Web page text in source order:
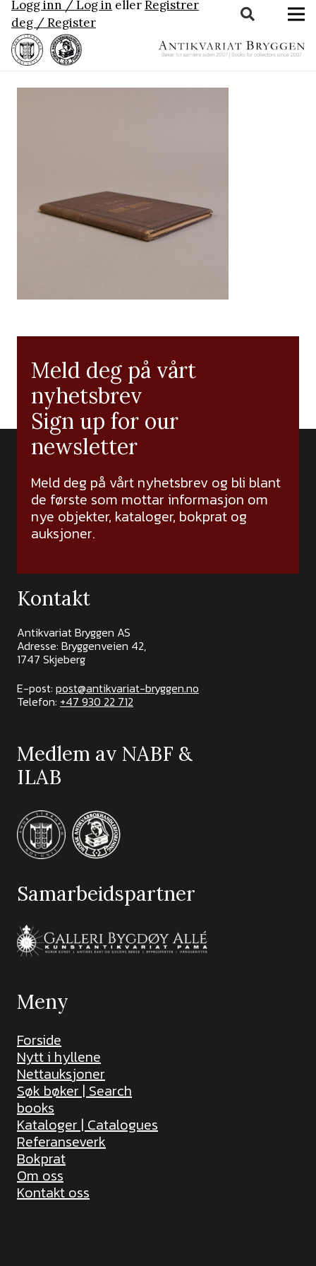
Logg inn / Log in ellerRegistrer
deg / Register
Meld deg på vårt
nyhetsbrev
Sign up for our
newsletter
Meld deg på vårt nyhetsbrev og bli blant
de første som mottar informasjon om
nye objekter, kataloger, bokprat og
auksjoner.
Kontakt
Antikvariat Bryggen AS
Adresse: Bryggenveien 42,
1747 Skjeberg
E-post: post@antikvariat-bryggen.no
Telefon: +47 930 22 712
Medlem av NABF &
ILAB
Samarbeidspartner
Meny
Forside
Nytt i hyllene
Nettauksjoner
Søk bøker | Search
books
Kataloger | Catalogues
Referanseverk
Bokprat
Om oss
Kontakt oss